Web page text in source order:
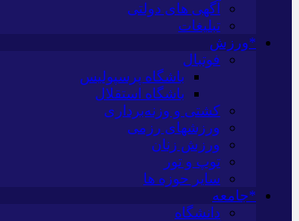
آگهی های دولتی
تبلیغات
*ورزش
فوتبال
باشگاه پرسپولیس
باشگاه استقلال
کشتی و وزنه‌برداری
ورزشهای رزمی
ورزش زنان
توپ و تور
سایر حوزه ها
*جامعه
دانشگاه